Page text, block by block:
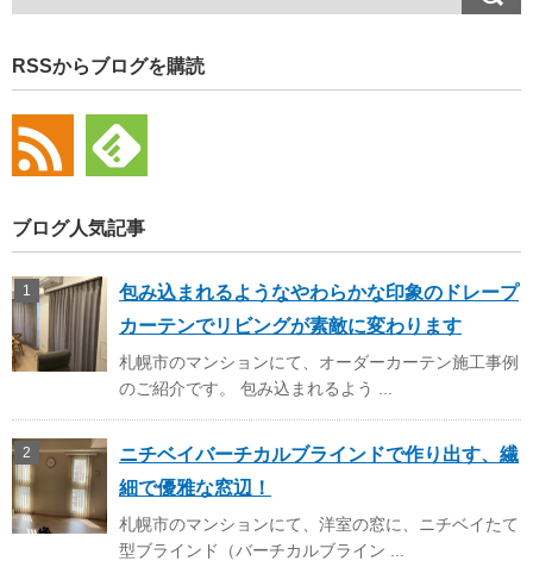
RSSからブログを購読
ブログ人気記事
包み込まれるようなやわらかな印象のドレープ
カーテンでリビングが素敵に変わります
札幌市のマンションにて、オーダーカーテン施工事例
のご紹介です。 包み込まれるよう ...
ニチベイバーチカルブラインドで作り出す、繊
細で優雅な窓辺！
札幌市のマンションにて、洋室の窓に、ニチベイたて
型ブラインド（バーチカルブライン ...